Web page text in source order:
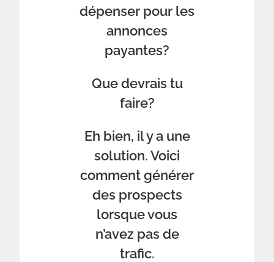
dépenser pour les
annonces
payantes?
Que devrais tu
faire?
Eh bien, il y a une
solution. Voici
comment générer
des prospects
lorsque vous
n’avez pas de
trafic.